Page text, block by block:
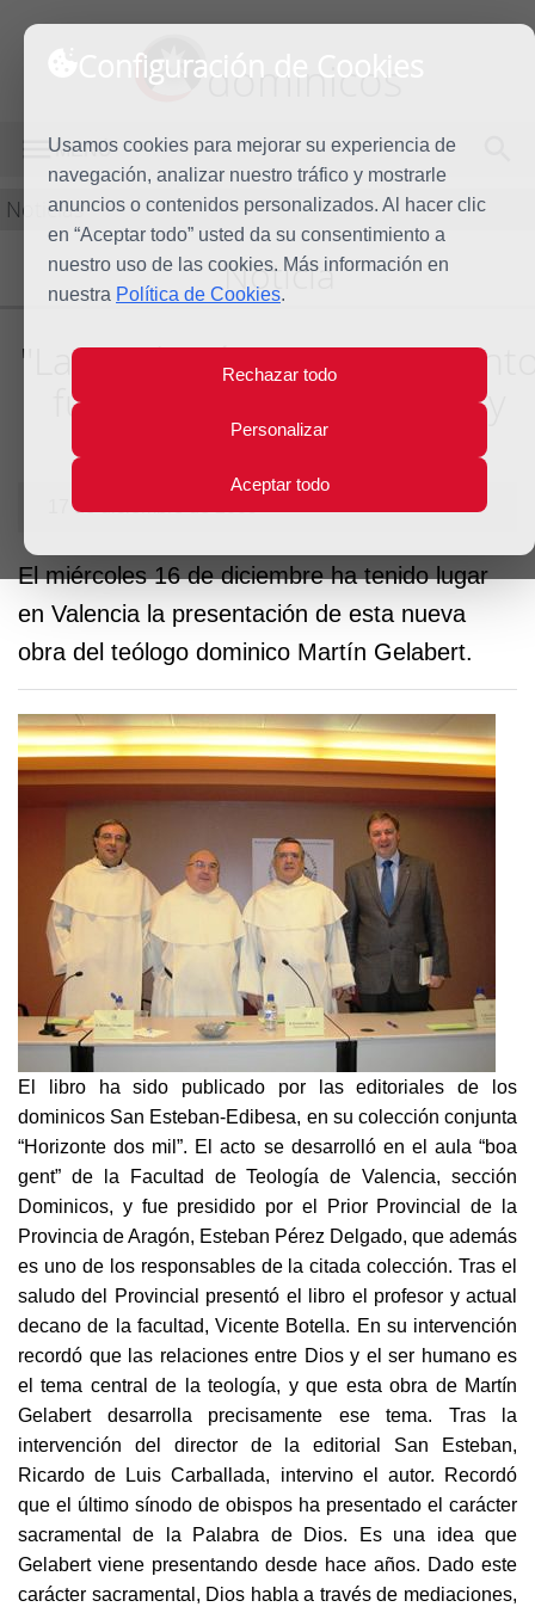
Configuración de Cookies
Usamos cookies para mejorar su experiencia de
navegación, analizar nuestro tráfico y mostrarle
anuncios o contenidos personalizados. Al hacer clic
en “Aceptar todo” usted da su consentimiento a
nuestro uso de las cookies. Más información en
nuestra Política de Cookies.
Rechazar todo
Personalizar
Aceptar todo
dominicos
MENÚ
Noticias
Noticia
"La revelación,
fundamental, contextual, y
creíble"
17 de diciembre de 2009
El miércoles 16 de diciembre ha tenido lugar
en Valencia la presentación de esta nueva
obra del teólogo dominico Martín Gelabert.
El libro ha sido publicado por las editoriales de los
dominicos San Esteban-Edibesa, en su colección conjunta
“Horizonte dos mil”. El acto se desarrolló en el aula “boa
gent” de la Facultad de Teología de Valencia, sección
Dominicos, y fue presidido por el Prior Provincial de la
Provincia de Aragón, Esteban Pérez Delgado, que además
es uno de los responsables de la citada colección. Tras el
saludo del Provincial presentó el libro el profesor y actual
decano de la facultad, Vicente Botella. En su intervención
recordó que las relaciones entre Dios y el ser humano es
el tema central de la teología, y que esta obra de Martín
Gelabert desarrolla precisamente ese tema. Tras la
intervención del director de la editorial San Esteban,
Ricardo de Luis Carballada, intervino el autor. Recordó
que el último sínodo de obispos ha presentado el carácter
sacramental de la Palabra de Dios. Es una idea que
Gelabert viene presentando desde hace años. Dado este
carácter sacramental, Dios habla a través de mediaciones,